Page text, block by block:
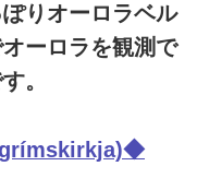
りオーロラベル
ーロラを観測で
。